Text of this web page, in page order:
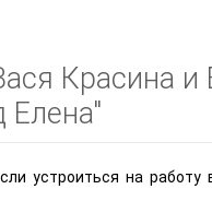
Красина
Елена"
устроиться на